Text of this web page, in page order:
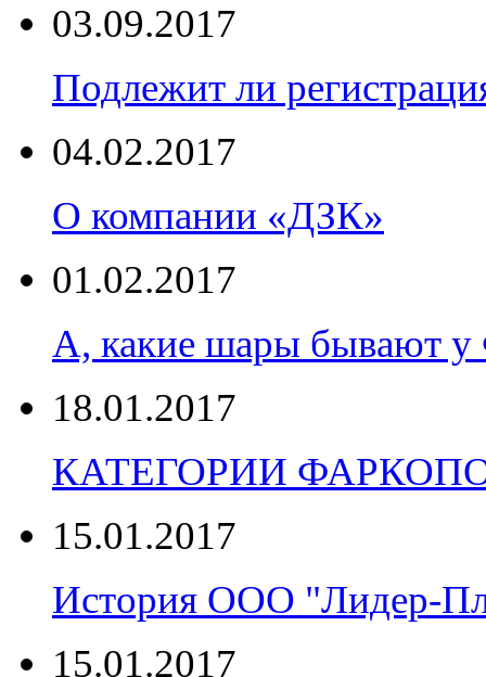
03.09.2017
Подлежит ли
04.02.2017
О компании «ДЗК»
01.02.2017
А, какие шары бывают
18.01.2017
КАТЕГОРИИ
15.01.2017
История ООО "Лидер-
15.01.2017